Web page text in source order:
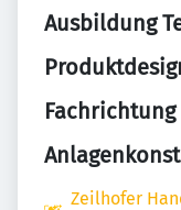
Ausbildung
Zeilhofer